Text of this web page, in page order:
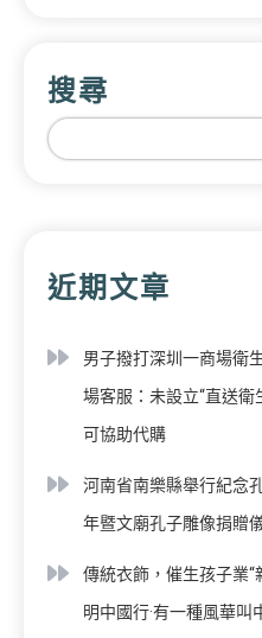
搜尋
近期文章
男子撥打深圳一商場衛
場客服：未設立“直送衛
可協助代購
河南省南樂縣舉行紀念
年暨文廟孔子雕像捐贈
傳統衣飾，催生孩子業
明中國行·有一種風華